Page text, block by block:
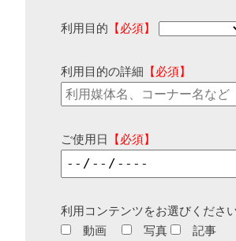
利用目的 【必須】
利用目的の詳細 【必須】
ご使用日 【必須】
利用コンテンツをお選びくださ
動画
写真 記事